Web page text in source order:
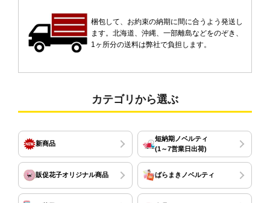
梱包して、お約束の納期に間に合うよう発送し
ます。北海道、沖縄、一部離島などをのぞき、
1ヶ所分の送料は弊社で負担します。
カテゴリから選ぶ
新商品
短納期ノベルティ
(1～7営業日出荷)
販促花子オリジナル商品 ばらまきノベルティ